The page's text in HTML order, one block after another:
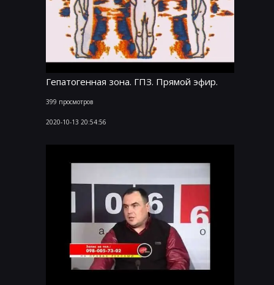
Гепатогенная зона. ГПЗ. Прямой эфир.
399 просмотров
2020-10-13 20:54:56